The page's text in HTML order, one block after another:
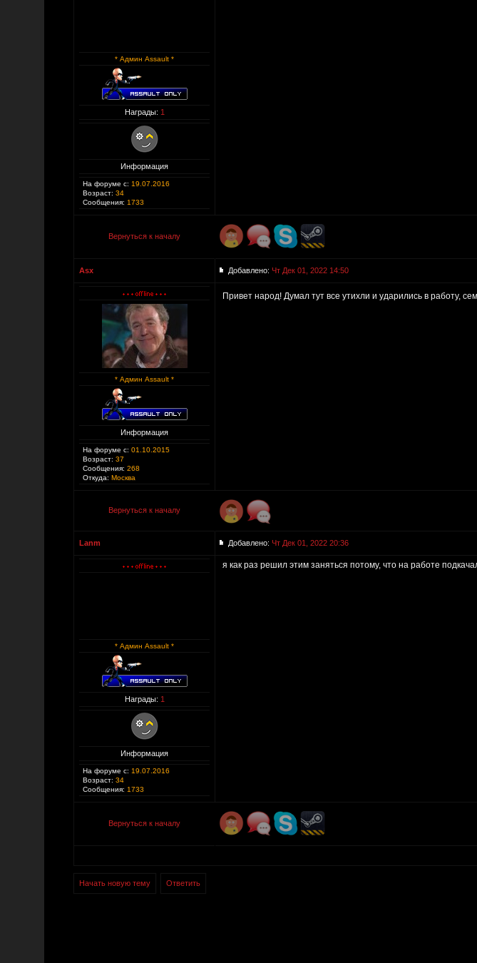
* Админ Assault *
Награды: 1
Информация
На форуме с: 19.07.2016
Возраст: 34
Сообщения: 1733
Вернуться к началу
Asx Добавлено: Чт Дек 01, 2022 14:50
* Админ Assault *
Информация
На форуме с: 01.10.2015
Возраст: 37
Сообщения: 268
Откуда: Москва
Привет народ! Думал тут все утихли и ударились в работу,
Вернуться к началу
Lanm Добавлено: Чт Дек 01, 2022 20:36
* Админ Assault *
Награды: 1
Информация
На форуме с: 19.07.2016
Возраст: 34
Сообщения: 1733
я как раз решил этим заняться потому, что на работе
Вернуться к началу
Начать новую тему Ответить